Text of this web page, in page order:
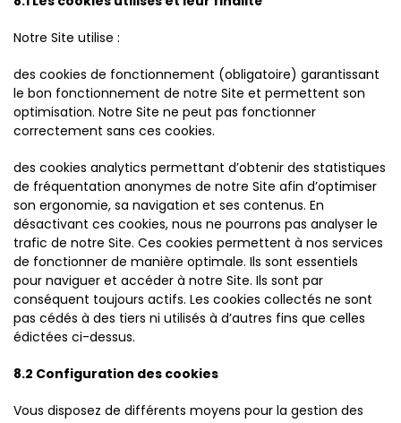
Notre Site utilise :
des cookies de fonctionnement (obligatoire) garantissant
le bon fonctionnement de notre Site et permettent son
optimisation. Notre Site ne peut pas fonctionner
correctement sans ces cookies.
des cookies analytics permettant d’obtenir des statistiques
de fréquentation anonymes de notre Site afin d’optimiser
son ergonomie, sa navigation et ses contenus. En
désactivant ces cookies, nous ne pourrons pas analyser le
trafic de notre Site. Ces cookies permettent à nos services
de fonctionner de manière optimale. Ils sont essentiels
pour naviguer et accéder à notre Site. Ils sont par
conséquent toujours actifs. Les cookies collectés ne sont
pas cédés à des tiers ni utilisés à d’autres fins que celles
édictées ci-dessus.
8.2 Configuration des cookies
Vous disposez de différents moyens pour la gestion des